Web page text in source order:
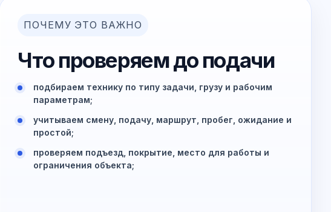
ПОЧЕМУ ЭТО ВАЖНО
Что проверяем до подачи
подбираем технику по типу задачи, грузу и рабочим
параметрам;
учитываем смену, подачу, маршрут, пробег, ожидание и
простой;
проверяем подъезд, покрытие, место для работы и
ограничения объекта;